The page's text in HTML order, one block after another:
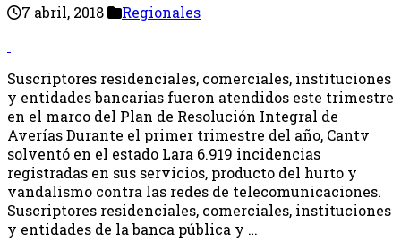
7 abril, 2018 Regionales
Suscriptores residenciales, comerciales, instituciones
y entidades bancarias fueron atendidos este trimestre
en el marco del Plan de Resolución Integral de
Averías Durante el primer trimestre del año, Cantv
solventó en el estado Lara 6.919 incidencias
registradas en sus servicios, producto del hurto y
vandalismo contra las redes de telecomunicaciones.
Suscriptores residenciales, comerciales, instituciones
y entidades de la banca pública y …